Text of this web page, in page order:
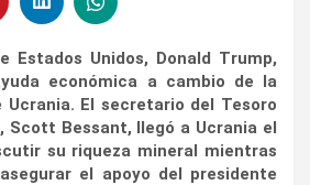
Estados Unidos, Donald Trump,
económica a cambio de la
Ucrania. El secretario del Tesoro
Scott Bessant, llegó a Ucrania el
su riqueza mineral mientras
el apoyo del presidente